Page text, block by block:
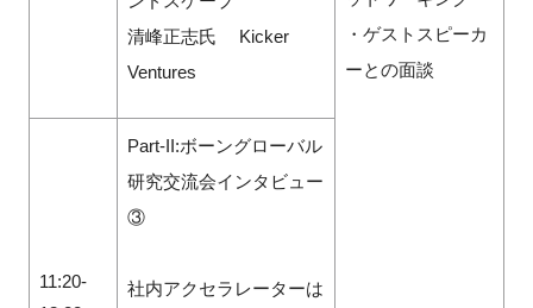
・ゲストスピーカ
ーとの面談
清峰正志氏 Kicker
Ventures
11:20-
Part-II:ボーングローバル
研究交流会インタビュー
③
社内アクセラレーターは